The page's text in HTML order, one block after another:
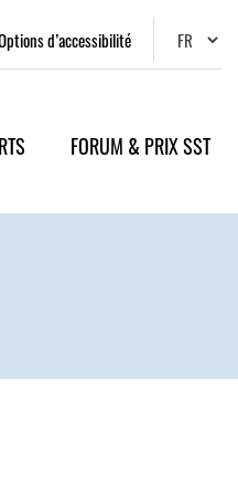
d’accessibilité
FORUM & PRIX SST